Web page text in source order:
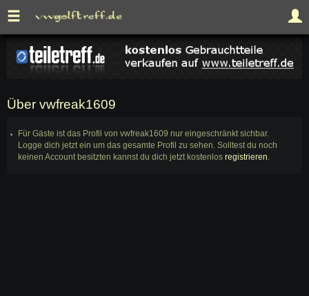
Über vwfreak1609
Für Gäste ist das Profil von vwfreak1609 nur eingeschränkt sichbar.
Logge dich jetzt ein um das gesamte Profil zu sehen. Solltest du noch
keinen Account besitzten kannst du dich jetzt kostenlos registrieren.